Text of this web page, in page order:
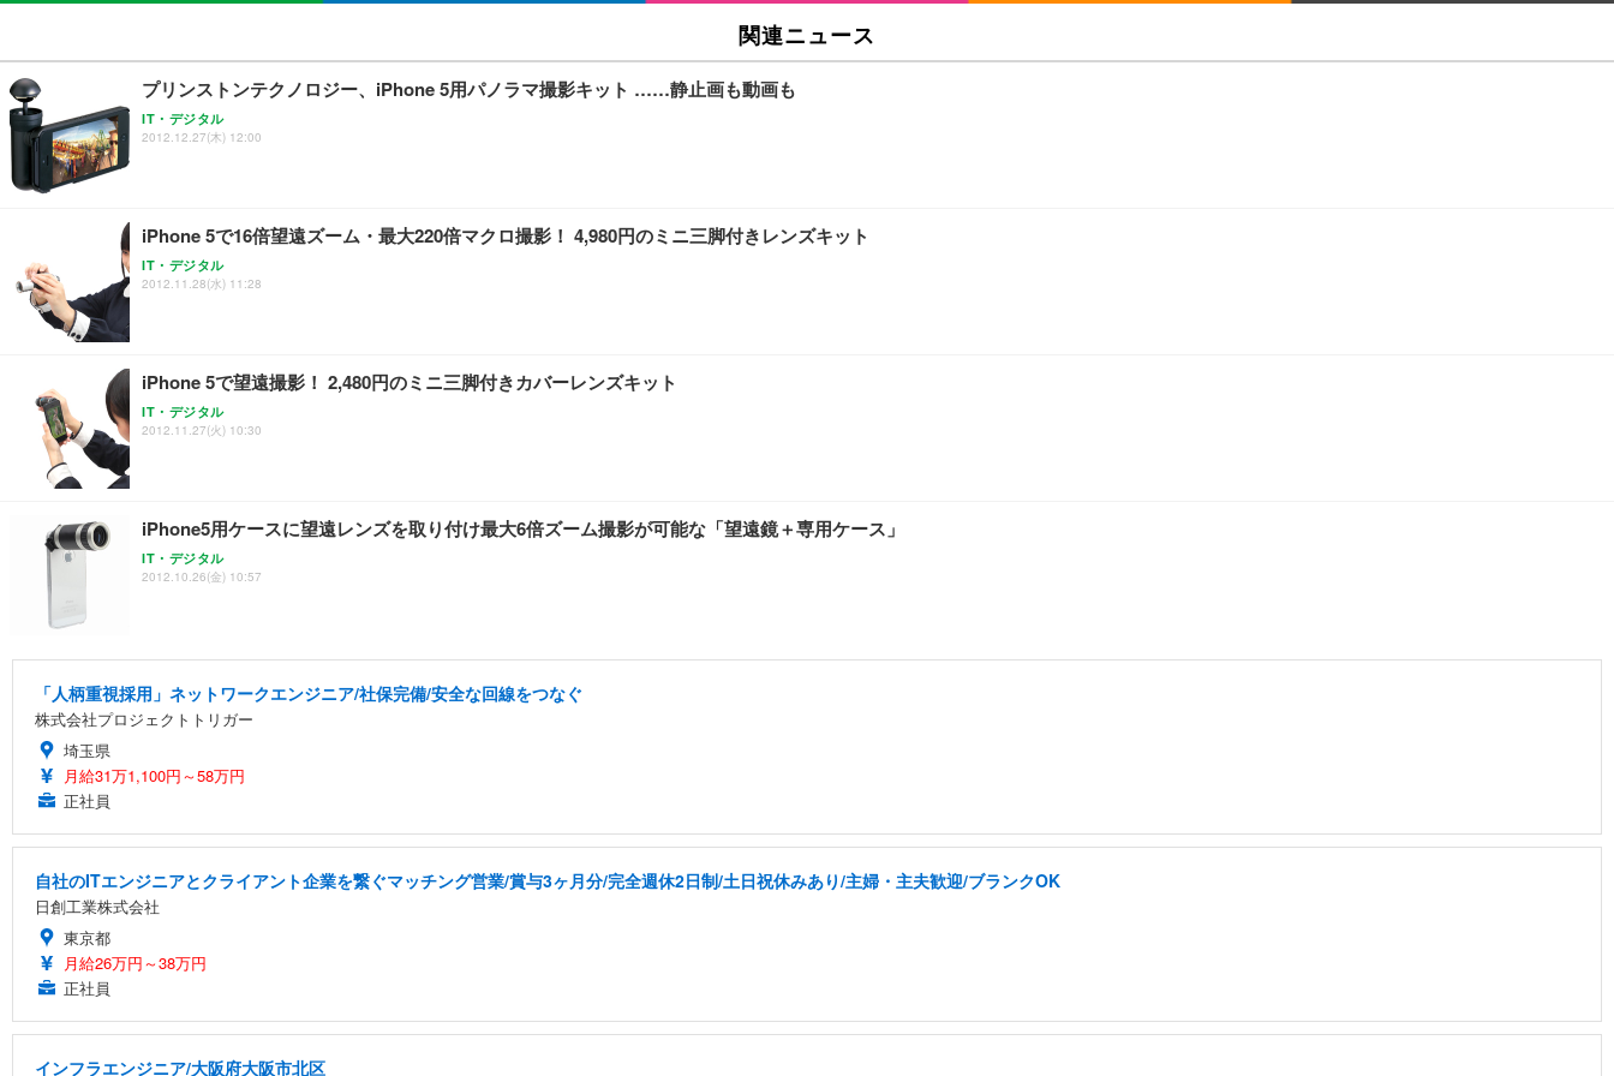
関連ニュース
プリンストンテクノロジー、iPhone 5用パノラマ撮影キット ……静止画も動画も
IT・デジタル
2012.12.27(木) 12:00
iPhone 5で16倍望遠ズーム・最大220倍マクロ撮影！ 4,980円のミニ三脚付きレンズキット
IT・デジタル
2012.11.28(水) 11:28
iPhone 5で望遠撮影！ 2,480円のミニ三脚付きカバーレンズキット
IT・デジタル
2012.11.27(火) 10:30
iPhone5用ケースに望遠レンズを取り付け最大6倍ズーム撮影が可能な「望遠鏡＋専用ケース」
IT・デジタル
2012.10.26(金) 10:57
「人柄重視採用」ネットワークエンジニア/社保完備/安全な回線をつなぐ
株式会社プロジェクトトリガー
埼玉県
月給31万1,100円～58万円
正社員
自社のITエンジニアとクライアント企業を繋ぐマッチング営業/賞与3ヶ月分/完全週休2日制/土日祝休みあり/主婦・主夫歓迎/ブランクOK
日創工業株式会社
東京都
月給26万円～38万円
正社員
インフラエンジニア/大阪府大阪市北区